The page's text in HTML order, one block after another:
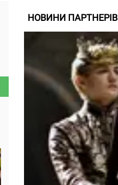
НОВИНИ ПАРТНЕРІВ